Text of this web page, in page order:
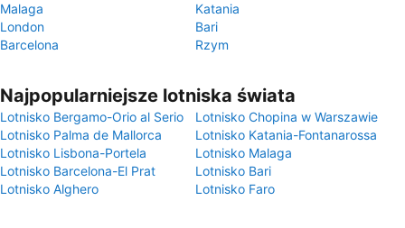
Malaga
Katania
London
Bari
Barcelona
Rzym
Najpopularniejsze lotniska świata
Lotnisko Bergamo-Orio al Serio
Lotnisko Chopina w Warszawie
Lotnisko Palma de Mallorca
Lotnisko Katania-Fontanarossa
Lotnisko Lisbona-Portela
Lotnisko Malaga
Lotnisko Barcelona-El Prat
Lotnisko Bari
Lotnisko Alghero
Lotnisko Faro